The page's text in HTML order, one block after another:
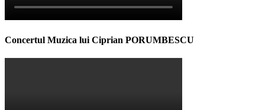
Concertul Muzica lui Ciprian PORUMBESCU